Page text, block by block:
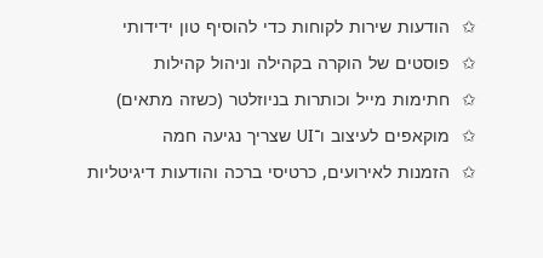
הודעות שירות לקוחות כדי להוסיף טון ידידותי
פוסטים של הוקרה בקהילה וניהול קהילות
חתימות מייל וכותרות בניוזלטר (כשזה מתאים)
מוקאפים לעיצוב ו־UIשצריך נגיעה חמה
הזמנות לאירועים, כרטיסי ברכה והודעות דיגיטליות